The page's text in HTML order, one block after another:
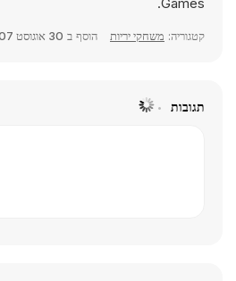
קטגוריה: משחקי יריות הוסף ב 30 אוגוסט 2007
תגובות